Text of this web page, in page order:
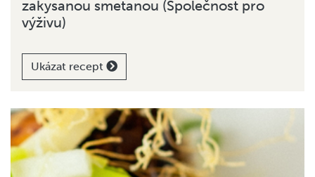
zakysanou smetanou (Společnost pro
výživu)
Ukázat recept